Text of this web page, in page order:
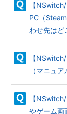
【
PC（
わせ先はど
【
（マニュ
【
やゲーム画